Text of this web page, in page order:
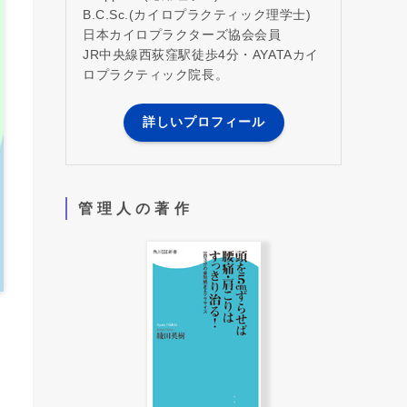
B.C.Sc.(カイロプラクティック理学士)
日本カイロプラクターズ協会会員
JR中央線西荻窪駅徒歩4分・AYATAカイ
ロプラクティック院長。
詳しいプロフィール
管 理 人 の 著 作